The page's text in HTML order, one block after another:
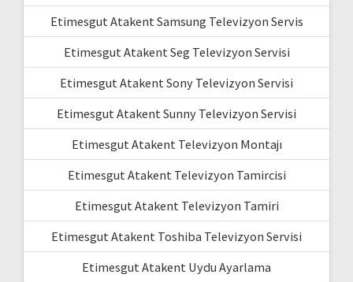
Etimesgut Atakent Samsung Televizyon Servis
Etimesgut Atakent Seg Televizyon Servisi
Etimesgut Atakent Sony Televizyon Servisi
Etimesgut Atakent Sunny Televizyon Servisi
Etimesgut Atakent Televizyon Montajı
Etimesgut Atakent Televizyon Tamircisi
Etimesgut Atakent Televizyon Tamiri
Etimesgut Atakent Toshiba Televizyon Servisi
Etimesgut Atakent Uydu Ayarlama